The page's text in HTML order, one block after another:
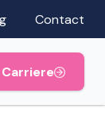
Contact
Carriere